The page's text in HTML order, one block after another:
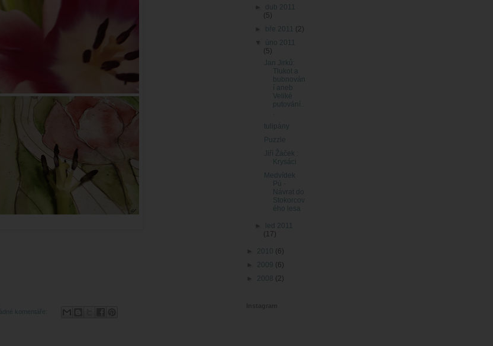
komentáře:
dub 2011
(5)
bře 2011 (2)
úno 2011
(5)
Jan Jirků:
Tlukot a
bubnován
í aneb
Veliké
putování..
.
tulipány
Puzzle
Jiří Žáček :
Krysáci
Medvídek
Pú -
Návrat do
Stokorcov
ého lesa
led 2011
(17)
2010 (6)
2009 (6)
2008 (2)